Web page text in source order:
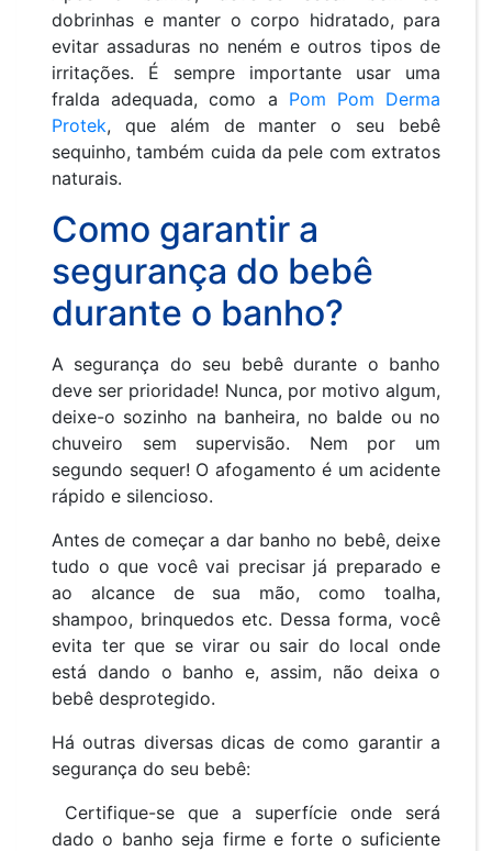
dobrinhas e manter o corpo hidratado, para
evitar assaduras no neném e outros tipos de
irritações. É sempre importante usar uma
fralda adequada, como a Pom Pom Derma
Protek, que além de manter o seu bebê
sequinho, também cuida da pele com extratos
naturais.
Como garantir a
segurança do bebê
durante o banho?
A segurança do seu bebê durante o banho
deve ser prioridade! Nunca, por motivo algum,
deixe-o sozinho na banheira, no balde ou no
chuveiro sem supervisão. Nem por um
segundo sequer! O afogamento é um acidente
rápido e silencioso.
Antes de começar a dar banho no bebê, deixe
tudo o que você vai precisar já preparado e
ao alcance de sua mão, como toalha,
shampoo, brinquedos etc. Dessa forma, você
evita ter que se virar ou sair do local onde
está dando o banho e, assim, não deixa o
bebê desprotegido.
Há outras diversas dicas de como garantir a
segurança do seu bebê:
Certifique-se que a superfície onde será
dado o banho seja firme e forte o suficiente